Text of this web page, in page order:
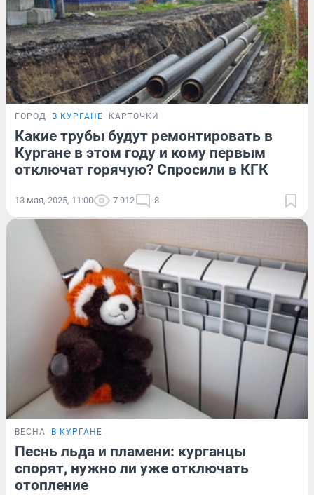
ГОРОД В КУРГАНЕ КАРТОЧКИ
Какие трубы будут ремонтировать в
Кургане в этом году и кому первым
отключат горячую? Спросили в КГК
13 мая, 2025, 11:00 7 912 8
ВЕСНА В КУРГАНЕ
Песнь льда и пламени: курганцы
спорят, нужно ли уже отключать
отопление